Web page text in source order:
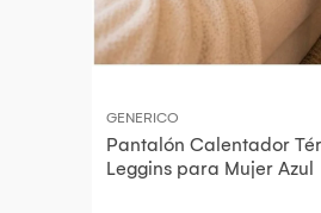
GENERICO
Pantalón Calentador
Leggins para Mujer Azul